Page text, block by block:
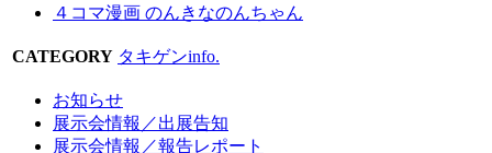
４コマ漫画 のんきなのんちゃん
CATEGORY タキゲンinfo.
お知らせ
展示会情報／出展告知
展示会情報／報告レポート